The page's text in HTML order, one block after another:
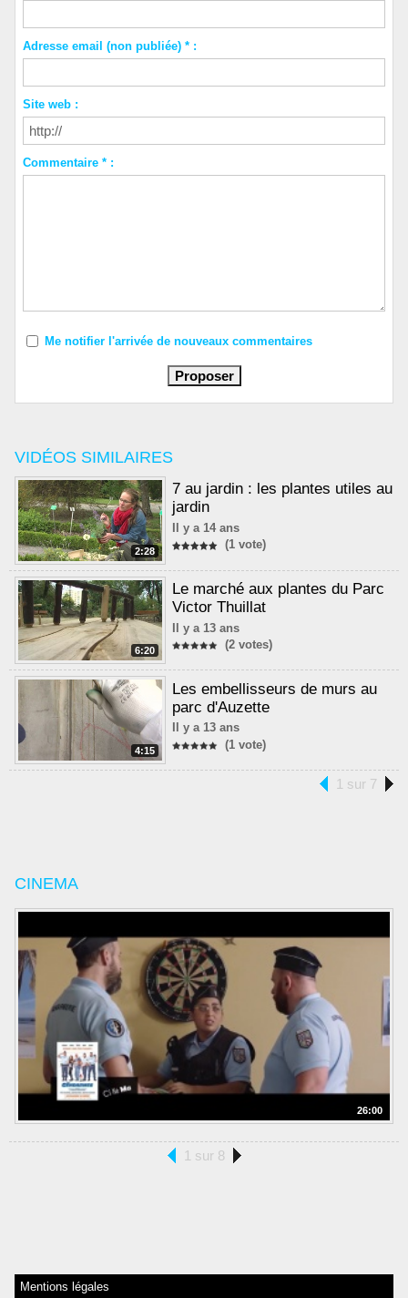
VIDÉOS SIMILAIRES
2:28
7 au jardin : les plantes utiles au
jardin
Il y a 14 ans
(1 vote)
6:20
Le marché aux plantes du Parc
Victor Thuillat
Il y a 13 ans
(2 votes)
4:15
Les embellisseurs de murs au
parc d'Auzette
Il y a 13 ans
(1 vote)
1 sur 7
CINEMA
26:00
1 sur 8
Adresse email (non publiée) * :
Site web :
Commentaire * :
Me notifier l'arrivée de nouveaux commentaires
Mentions légales